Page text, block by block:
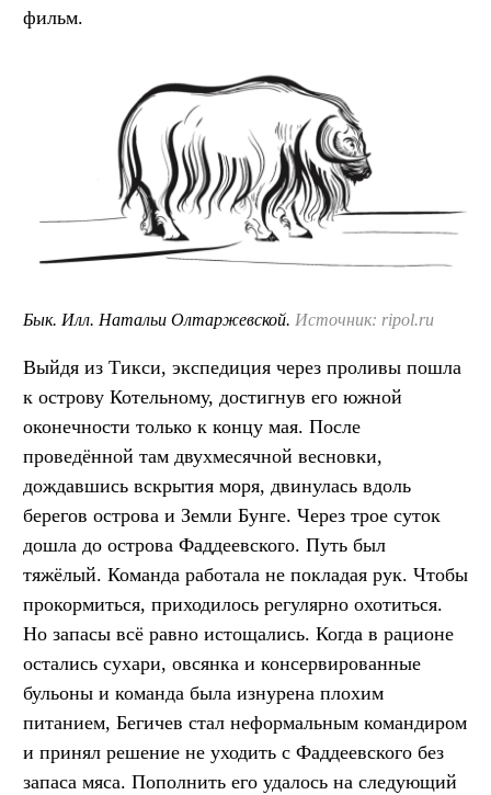
фильм.
Бык. Илл. Натальи Олтаржевской. Источник: ripol.ru
Выйдя из Тикси, экспедиция через проливы пошла
к острову Котельному, достигнув его южной
оконечности только к концу мая. После
проведённой там двухмесячной весновки,
дождавшись вскрытия моря, двинулась вдоль
берегов острова и Земли Бунге. Через трое суток
дошла до острова Фаддеевского. Путь был
тяжёлый. Команда работала не покладая рук. Чтобы
прокормиться, приходилось регулярно охотиться.
Но запасы всё равно истощались. Когда в рационе
остались сухари, овсянка и консервированные
бульоны и команда была изнурена плохим
питанием, Бегичев стал неформальным командиром
и принял решение не уходить с Фаддеевского без
запаса мяса. Пополнить его удалось на следующий